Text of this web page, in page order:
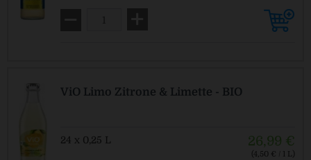
ViO Limo Zitrone & Limette - BIO
24 x 0,25 L 26,99 €
(4,50 € / 1 L)